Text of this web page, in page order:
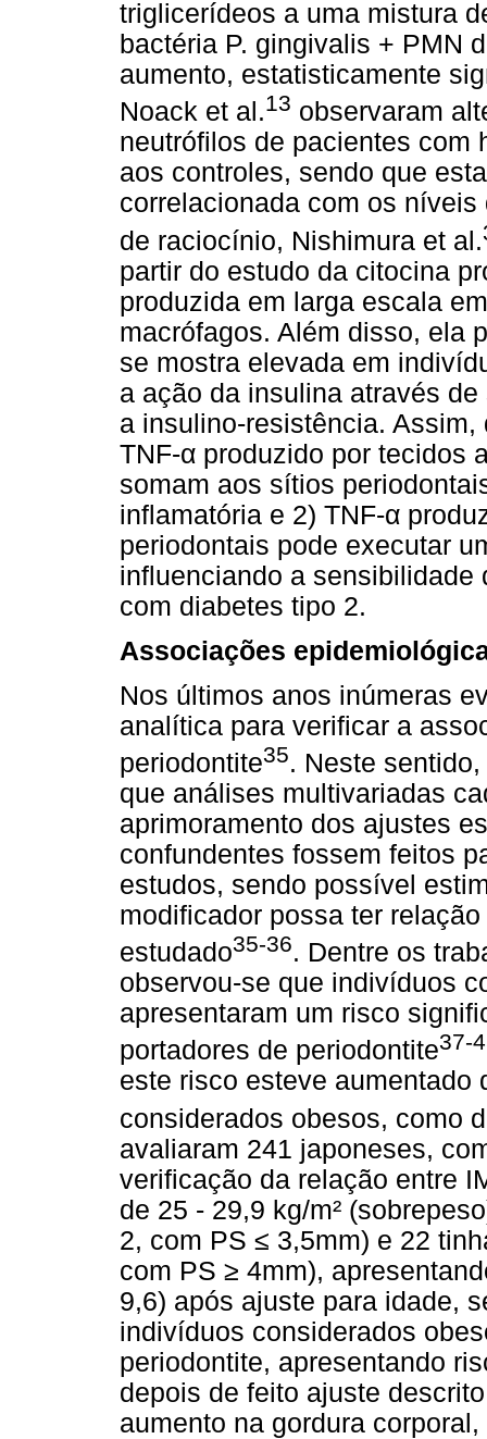
triglicerídeos a uma mistura
bactéria P. gingivalis + PMN
aumento, estatisticamente
Noack et al.13 observaram
neutrófilos de pacientes com
aos controles, sendo que
correlacionada com os
de raciocínio, Nishimura et al.
partir do estudo da citocina
produzida em larga escala
macrófagos. Além disso, ela
se mostra elevada em
a ação da insulina através
a insulino-resistência.
TNF-α produzido por tecidos
somam aos sítios
inflamatória e 2) TNF-α
periodontais pode executar
influenciando a
com diabetes tipo 2.
Associações
Nos últimos anos inúmeras
analítica para verificar a
periodontite35. Neste
que análises multivariadas
aprimoramento dos ajustes
confundentes fossem feitos
estudos, sendo possível
modificador possa ter
estudado35-36. Dentre os
observou-se que indivíduos
apresentaram um risco
portadores de periodontite37-
este risco esteve
considerados obesos, como
avaliaram 241 japoneses,
verificação da relação entre
de 25 - 29,9 kg/m²
2, com PS ≤ 3,5mm) e 22
com PS ≥ 4mm),
9,6) após ajuste para idade,
indivíduos considerados
periodontite, apresentando
depois de feito ajuste
aumento na gordura